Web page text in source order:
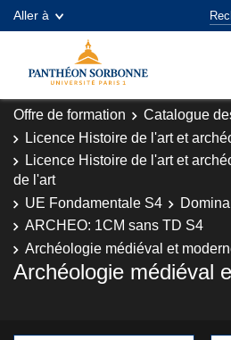
Aller à
Offre de formation Catalogue
Licence Histoire de l'art et
Licence Histoire de l'art et
de l'art
UE Fondamentale S4
ARCHEO: 1CM sans TD S4
Archéologie médiéval et
Archéologie médiéval